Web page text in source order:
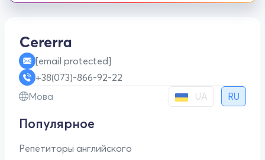
[email protected]
+38(073)-866-92-22
Мова
UA RU
Популярное
Репетиторы английского